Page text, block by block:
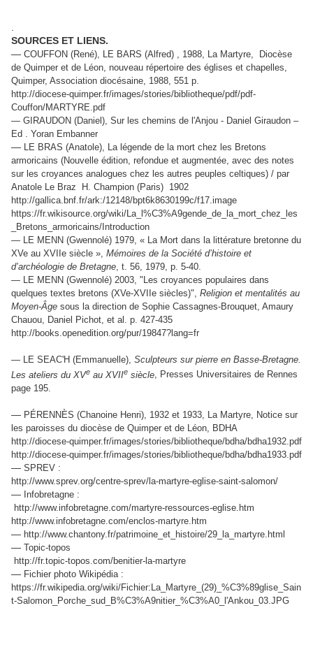
SOURCES ET LIENS.
— COUFFON (René), LE BARS (Alfred) , 1988, La Martyre, Diocèse
de Quimper et de Léon, nouveau répertoire des églises et chapelles,
Quimper, Association diocésaine, 1988, 551 p.
http://diocese-quimper.fr/images/stories/bibliotheque/pdf/pdf-
Couffon/MARTYRE.pdf
— GIRAUDON (Daniel), Sur les chemins de l'Anjou - Daniel Giraudon –
Ed . Yoran Embanner
— LE BRAS (Anatole), La légende de la mort chez les Bretons
armoricains (Nouvelle édition, refondue et augmentée, avec des notes
sur les croyances analogues chez les autres peuples celtiques) / par
Anatole Le Braz H. Champion (Paris) 1902
http://gallica.bnf.fr/ark:/12148/bpt6k8630199c/f17.image
https://fr.wikisource.org/wiki/La_l%C3%A9gende_de_la_mort_chez_les
_Bretons_armoricains/Introduction
— LE MENN (Gwennolé) 1979, « La Mort dans la littérature bretonne du
XVe au XVIIe siècle », Mémoires de la Société d’histoire et
d’archéologie de Bretagne, t. 56, 1979, p. 5-40.
— LE MENN (Gwennolé) 2003, " Les croyances populaires dans
quelques textes bretons (XVe-XVIIe siècles)", Religion et mentalités au
Moyen-Âge sous la direction de Sophie Cassagnes-Brouquet, Amaury
Chauou, Daniel Pichot, et al. p. 427-435
http://books.openedition.org/pur/19847?lang=fr
— LE SEAC'H (Emmanuelle), Sculpteurs sur pierre en Basse-Bretagne.
Les ateliers du XVe au XVIIe siècle, Presses Universitaires de Rennes
page 195.
— PÉRENNÈS (Chanoine Henri), 1932 et 1933, La Martyre, Notice sur
les paroisses du diocèse de Quimper et de Léon, BDHA
http://diocese-quimper.fr/images/stories/bibliotheque/bdha/bdha1932.pdf
http://diocese-quimper.fr/images/stories/bibliotheque/bdha/bdha1933.pdf
— SPREV :
http://www.sprev.org/centre-sprev/la-martyre-eglise-saint-salomon/
— Infobretagne :
http://www.infobretagne.com/martyre-ressources-eglise.htm
http://www.infobretagne.com/enclos-martyre.htm
— http://www.chantony.fr/patrimoine_et_histoire/29_la_martyre.html
— Topic-topos
http://fr.topic-topos.com/benitier-la-martyre
— Fichier photo Wikipédia :
https://fr.wikipedia.org/wiki/Fichier:La_Martyre_(29)_%C3%89glise_Sain
t-Salomon_Porche_sud_B%C3%A9nitier_%C3%A0_l'Ankou_03.JPG